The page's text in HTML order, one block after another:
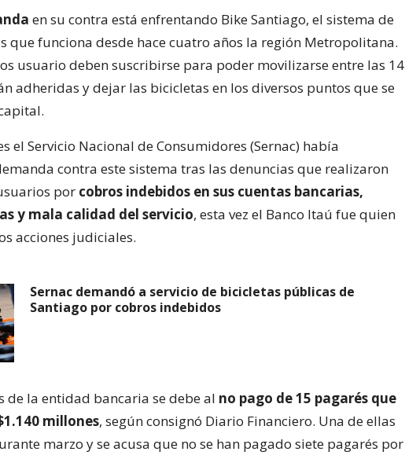
en su contra está enfrentando Bike Santiago, el sistema de
que funciona desde hace cuatro años la región Metropolitana.
usuario deben suscribirse para poder movilizarse entre las 14
adheridas y dejar las bicicletas en los diversos puntos que se
el Servicio Nacional de Consumidores (Sernac) había
contra este sistema tras las denuncias que realizaron
por cobros indebidos en sus cuentas bancarias,
y mala calidad del servicio, esta vez el Banco Itaú fue quien
acciones judiciales.
Sernac demandó a servicio de bicicletas públicas de
Santiago por cobros indebidos
de la entidad bancaria se debe al no pago de 15 pagarés que
millones, según consignó Diario Financiero. Una de ellas
marzo y se acusa que no se han pagado siete pagarés por